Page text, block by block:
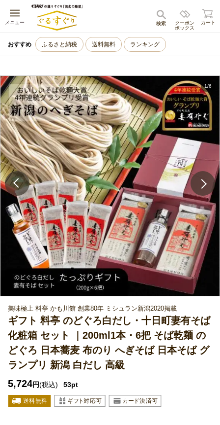
メニュー
キャンセル
クーポン
ボックス
検索 カート
おすすめ ふるさと納税 送料無料 ランキング
1/6
美味極上 料亭 かも川館 創業80年 ミシュラン新潟2020掲載
ギフト 料亭 のどぐろ白だし・十日町妻有そば
化粧箱 セット ｜200ml1本・6把 そば乾麺 の
どぐろ 日本蕎麦 布のり へぎそば 日本そば グ
ランプリ 新潟 白だし 高級
5,724円(税込) 53pt